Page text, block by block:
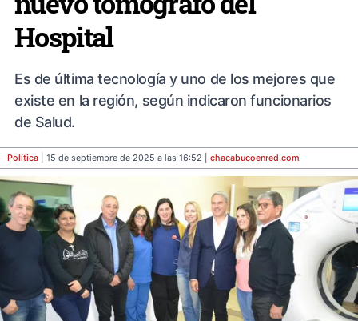
Hospital
Es de última tecnología y uno de los mejores que
existe en la región, según indicaron funcionarios
de Salud.
Política | 15 de septiembre de 2025 a las 16:52 | chacabucoenred.com